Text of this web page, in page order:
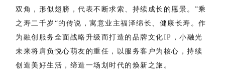
双角，形似翅膀，代表不断求索、持续成长的愿景。”乘
之寿二千岁“的传说，寓意业主福泽绵长、健康长寿。作
为融创服务全面战略升级而打造的品牌文化IP，小融光
未来将肩负悦心萌友的重任，以服务客户为核心，持续
创造美好生活，缔造一场划时代的焕新之旅。